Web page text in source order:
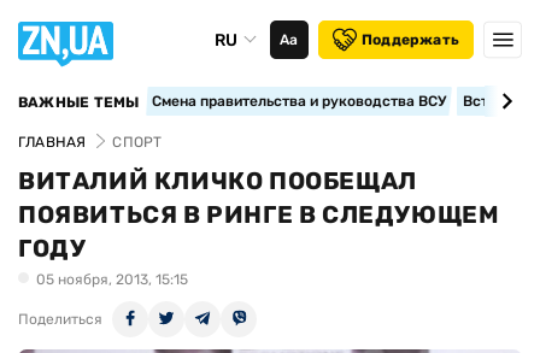
RU Аа Поддержать
ВАЖНЫЕ ТЕМЫ Смена правительства и руководства ВСУ
ГЛАВНАЯ СПОРТ
ВИТАЛИЙ КЛИЧКО ПООБЕЩАЛ
ПОЯВИТЬСЯ В РИНГЕ В СЛЕДУЮЩЕМ
ГОДУ
05 ноября, 2013, 15:15
Поделиться